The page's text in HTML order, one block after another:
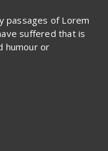
passages of Lorem
suffered that is
humour or